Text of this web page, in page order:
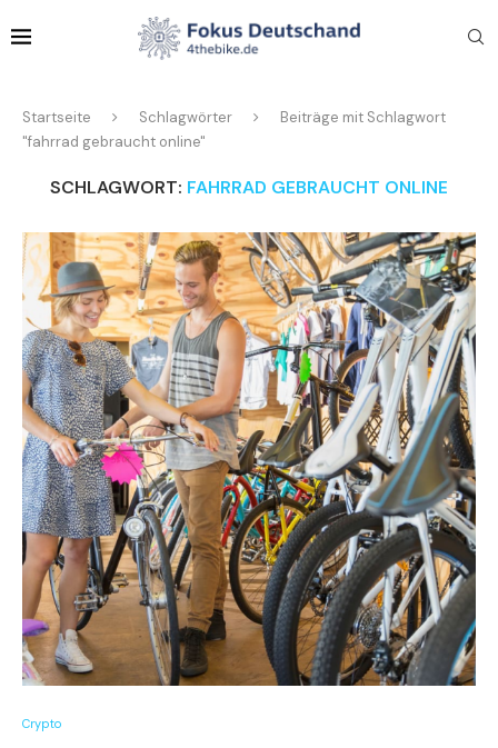
Startseite Schlagwörter
Beiträge mit Schlagwort
"fahrrad gebraucht online"
SCHLAGWORT: FAHRRAD GEBRAUCHT ONLINE
Crypto